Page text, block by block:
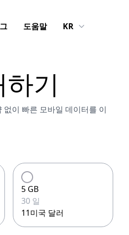
도움말 KR
기
이 빠른 모바일 데이터를 이
5 GB
30 일
11미국 달러